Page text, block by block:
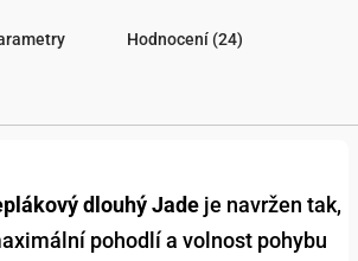
Hodnocení (24)
dlouhý Jade je navržen tak,
pohodlí a volnost pohybu